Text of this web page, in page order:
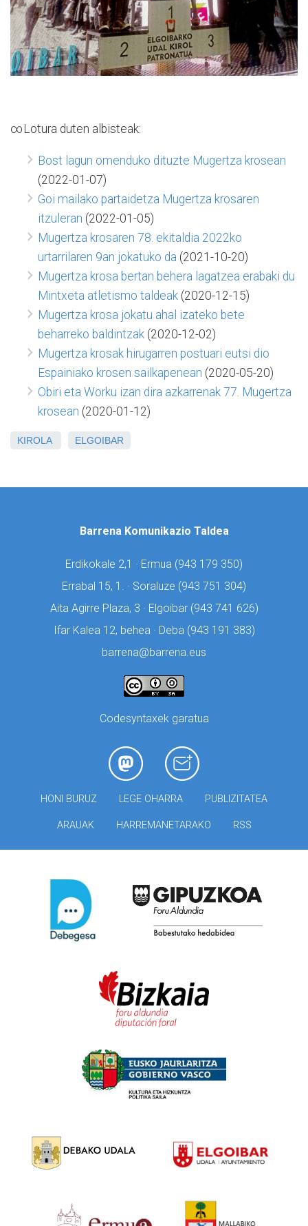
∞Lotura duten albisteak:
Bost lagun omenduko dituzte Mugertza krosean
(2022-01-07)
Goi mailako partaidetza Mugertza krosaren
itzuleran (2022-01-05)
Mugertza krosaren 78. ekitaldia 2022ko
urtarrilaren 9an jokatuko da (2021-10-20)
Mugertza krosa bertan behera lagatzea erabaki du
Mintxeta atletismo taldeak (2020-12-15)
Mugertza krosa jokatu ahal izateko bete
beharreko baldintzak (2020-12-02)
Mugertza krosak hirugarren postuari eutsi dio
Espainiako krosen sailkapenean (2020-05-20)
Obiri eta Worku izan dira azkarrenak 77. Mugertza
krosean (2020-01-12)
KIROLA ELGOIBAR
Barrena Komunikazio Taldea
Erdikokale 2,1 · Ermua (943 179 350)
Errabal 15, 1. · Soraluze (943 751 304)
Aita Agirre Plaza, 3 · Elgoibar (943 741 626)
Ifar Kalea 12, behea · Deba (943 191 383)
barrena@barrena.eus
Codesyntaxek garatua
HONI BURUZ LEGE OHARRA PUBLIZITATEA
ARAUAK HARREMANETARAKO RSS